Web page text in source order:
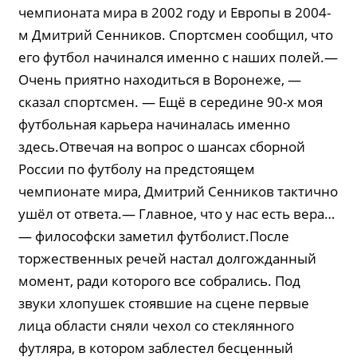
чемпионата мира в 2002 году и Европы в 2004-
м Дмитрий Сенников. Спортсмен сообщил, что
его футбол начинался именно с наших полей.—
Очень приятно находиться в Воронеже, —
сказал спорт­смен. — Ещё в середине 90-х моя
футбольная карьера начиналась именно
здесь.Отвечая на вопрос о шансах сборной
России по футболу на предстоящем
чемпионате мира, Дмитрий Сенников тактично
ушёл от ответа.— Главное, что у нас есть вера…
— философски заметил футболист.После
торжественных речей настал долгожданный
момент, ради которого все собрались. Под
звуки хлопушек стоявшие на сцене первые
лица области сняли чехол со стеклянного
футляра, в котором заблестел бесценный